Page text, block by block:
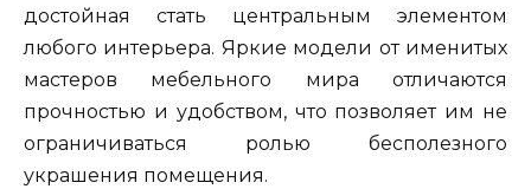
достойная стать центральным элементом
любого интерьера. Яркие модели от именитых
мастеров мебельного мира отличаются
прочностью и удобством, что позволяет им не
ограничиваться ролью бесполезного
украшения помещения.